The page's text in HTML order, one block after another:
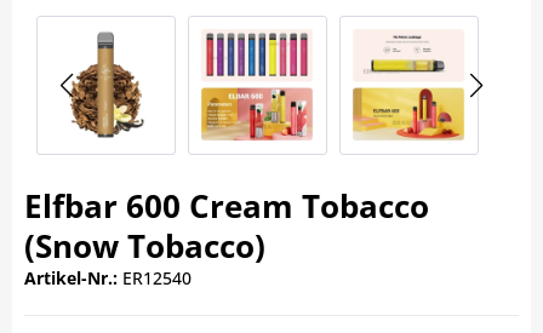
Elfbar 600 Cream Tobacco
(Snow Tobacco)
Artikel-Nr.: ER12540